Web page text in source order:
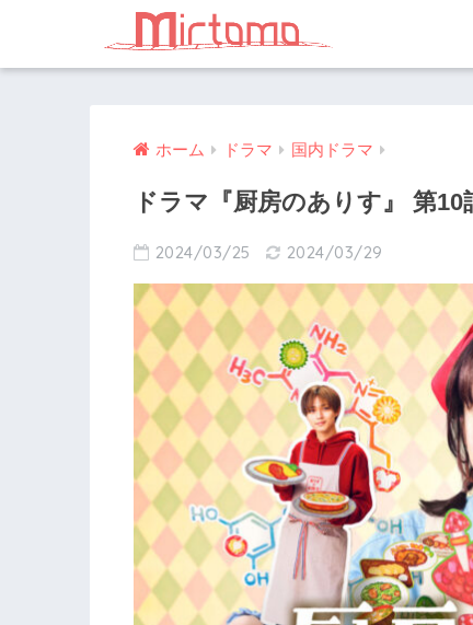
ホーム ドラマ 国内ドラマ
ドラマ『厨房のありす』 第
2024/03/25 2024/03/29